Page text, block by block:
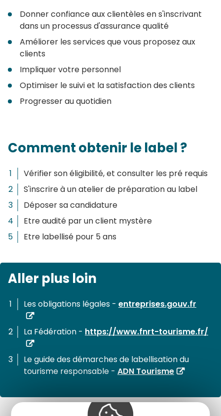
Donner confiance aux clientèles en s'inscrivant
dans un processus d'assurance qualité
Améliorer les services que vous proposez aux
clients
Impliquer votre personnel
Optimiser le suivi et la satisfaction des clients
Progresser au quotidien
Comment obtenir le label ?
Vérifier son éligibilité, et consulter les pré requis
S'inscrire à un atelier de préparation au label
Déposer sa candidature
Etre audité par un client mystère
Etre labellisé pour 5 ans
Aller plus loin
Les obligations légales - entreprises.gouv.fr
La Fédération - https://www.fnrt-tourisme.fr/
Le guide des démarches de labellisation du
tourisme responsable - ADN Tourisme